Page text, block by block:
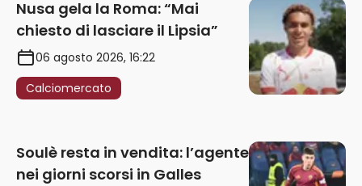
Nusa gela la Roma: “Mai
chiesto di lasciare il Lipsia”
06 agosto 2026, 16:22
Calciomercato
Soulè resta in vendita: l’agente
nei giorni scorsi in Galles